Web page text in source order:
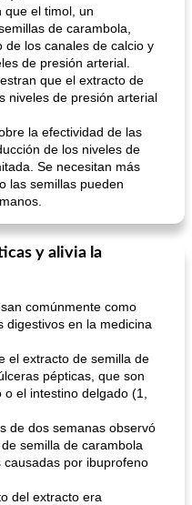
que el timol, un
de carambola,
de los canales de calcio y
de presión arterial.
que el extracto de
niveles de presión arterial
la efectividad de las
de los niveles de
Se necesitan más
las semillas pueden
y alivia la
comúnmente como
digestivos en la medicina
el extracto de semilla de
pépticas, que son
el intestino delgado (1,
de dos semanas observó
semilla de carambola
por ibuprofeno
del extracto era